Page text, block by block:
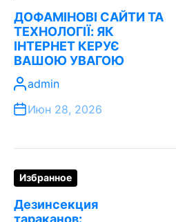
ДОФАМІНОВІ САЙТИ ТА
ТЕХНОЛОГІЇ: ЯК
ІНТЕРНЕТ КЕРУЄ
ВАШОЮ УВАГОЮ
admin
Июн 28, 2026
Избранное
Дезинсекция
тараканов: